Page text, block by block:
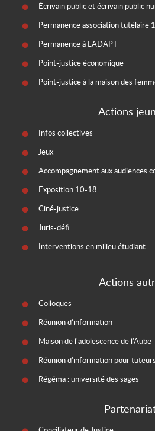
Écrivain public et écrivain public
Permanence association tutélaire
Permanence à LADAPT
Point-justice économique
Point-justice à la maison des
Actions
Infos collectives
Jeux
Accompagnement aux audiences
Exposition 10-18
Ciné-justice
Juris-défi
Interventions en milieu étudiant
Actions
Colloques
Réunion d’information
Maison de l'adolescence de l'Aube
Réunion d'information pour
Régéma : université des sages